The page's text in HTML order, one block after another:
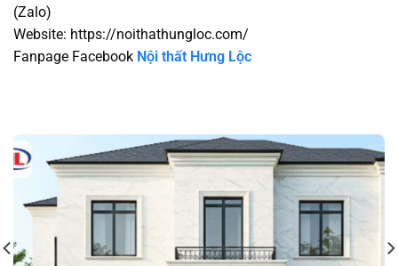
(Zalo)
Website: https://noithathungloc.com/
Fanpage Facebook Nội thất Hưng Lộc